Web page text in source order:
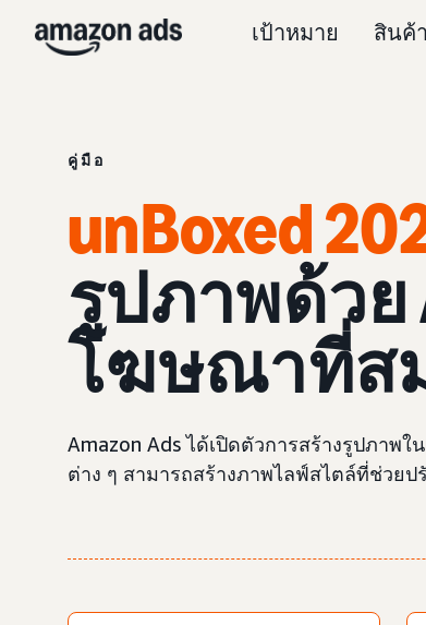
เป้าหมาย สินค้
คู่มือ
unBoxed
รูปภาพด้วย
โฆษณาที่ส
Amazon Ads ได้เปิดตัวการสร้างรูปภาพ
ต่าง ๆ สามารถสร้างภาพไลฟ์สไตล์ที่ช่วย